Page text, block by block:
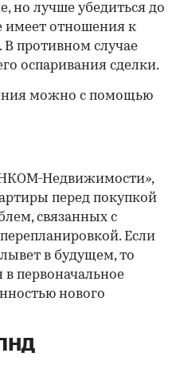
но лучше убедиться до
имеет отношения к
В противном случае
оспаривания сделки.
можно с помощью
Недвижимости»,
перед покупкой
связанных с
Если
в будущем, то
первоначальное
нового